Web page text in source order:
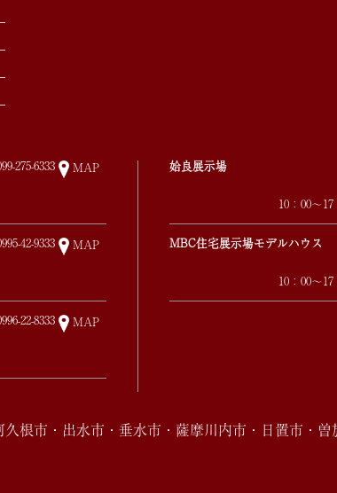
275-6333 MAP
42-9333 MAP
22-8333 MAP
姶良展示場
10：00～
MBC住宅展示場モデルハウス
10：00～
根市・出水市・垂水市・薩摩川内市・日置市・